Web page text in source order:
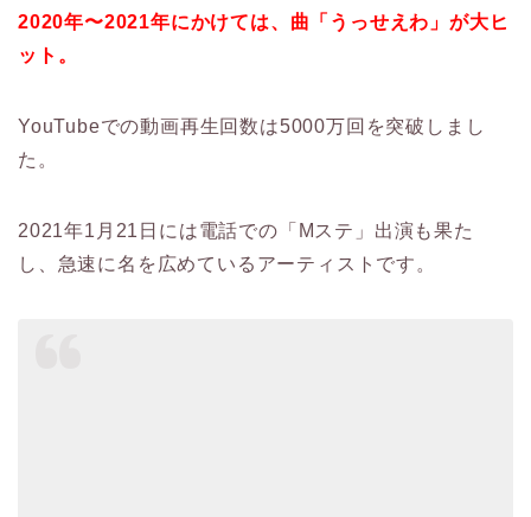
2020年〜2021年にかけては、曲「うっせえわ」が大ヒ
ット。
YouTubeでの動画再生回数は5000万回を突破しまし
た。
2021年1月21日には電話での「Mステ」出演も果た
し、急速に名を広めているアーティストです。